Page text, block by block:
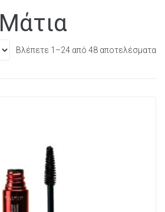
Μάτια
Βλέπετε 1–24 από 48 αποτελέσματα